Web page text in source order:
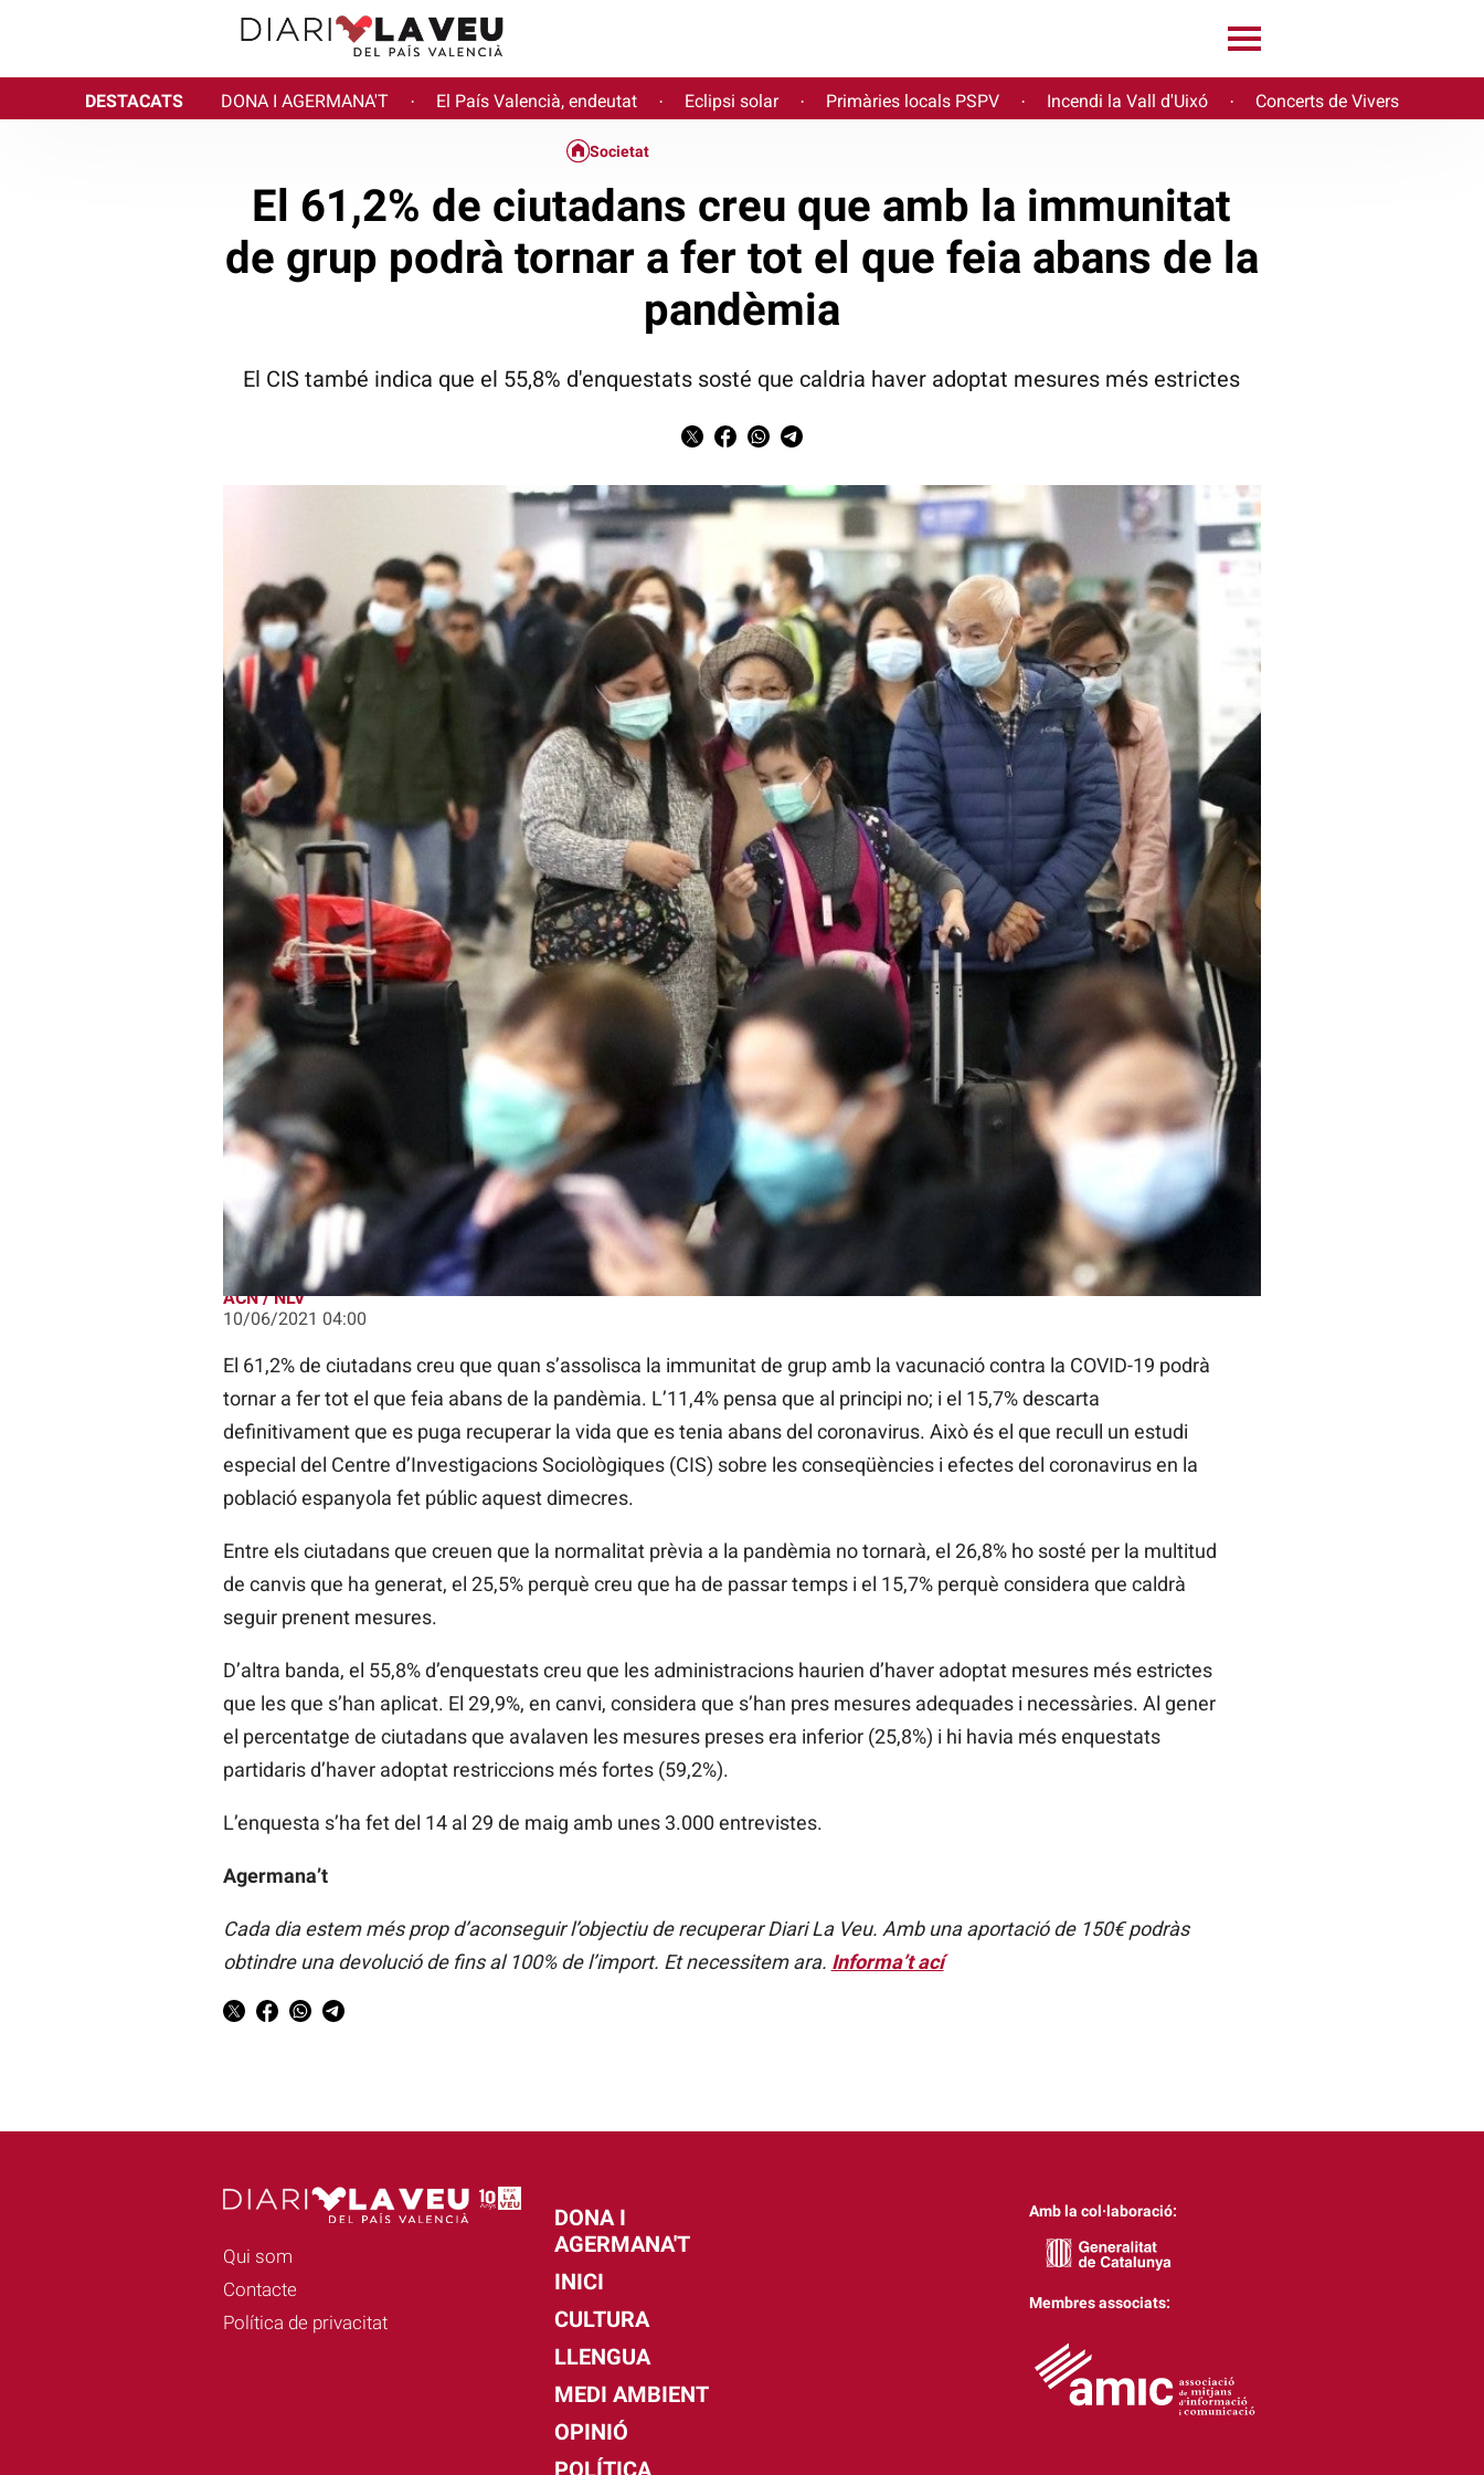
DESTACATS DONA I AGERMANA'T · El País Valencià, endeutat · Eclipsi solar · Primàries locals PSPV · Incendi la Vall d'Uixó · Concerts de Vivers
El 61,2% de ciutadans creu que amb la immunitat de grup podrà tornar a fer tot el que feia abans de la pandèmia
Societat
El 61,2% de ciutadans creu que amb la immunitat
de grup podrà tornar a fer tot el que feia abans de la
pandèmia
El CIS també indica que el 55,8% d'enquestats sosté que caldria haver adoptat mesures més estrictes
ACN / NLV
10/06/2021 04:00
El 61,2% de ciutadans creu que quan s’assolisca la immunitat de grup amb la vacunació contra la COVID-19 podrà
tornar a fer tot el que feia abans de la pandèmia. L’11,4% pensa que al principi no; i el 15,7% descarta
definitivament que es puga recuperar la vida que es tenia abans del coronavirus. Això és el que recull un estudi
especial del Centre d’Investigacions Sociològiques (CIS) sobre les conseqüències i efectes del coronavirus en la
població espanyola fet públic aquest dimecres.
Entre els ciutadans que creuen que la normalitat prèvia a la pandèmia no tornarà, el 26,8% ho sosté per la multitud
de canvis que ha generat, el 25,5% perquè creu que ha de passar temps i el 15,7% perquè considera que caldrà
seguir prenent mesures.
D’altra banda, el 55,8% d’enquestats creu que les administracions haurien d’haver adoptat mesures més estrictes
que les que s’han aplicat. El 29,9%, en canvi, considera que s’han pres mesures adequades i necessàries. Al gener
el percentatge de ciutadans que avalaven les mesures preses era inferior (25,8%) i hi havia més enquestats
partidaris d’haver adoptat restriccions més fortes (59,2%).
L’enquesta s’ha fet del 14 al 29 de maig amb unes 3.000 entrevistes.
Agermana’t
Cada dia estem més prop d’aconseguir l’objectiu de recuperar Diari La Veu. Amb una aportació de 150€ podràs
obtindre una devolució de fins al 100% de l’import. Et necessitem ara. Informa’t ací
Qui som
Contacte
Política de privacitat
DONA I
AGERMANA'T
INICI
CULTURA
LLENGUA
MEDI AMBIENT
OPINIÓ
POLÍTICA
Amb la col·laboració:
Membres associats: